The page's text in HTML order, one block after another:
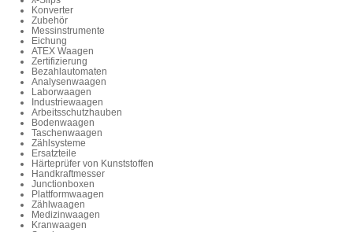
Konverter
Zubehör
Messinstrumente
Eichung
ATEX Waagen
Zertifizierung
Bezahlautomaten
Analysenwaagen
Laborwaagen
Industriewaagen
Arbeitsschutzhauben
Bodenwaagen
Taschenwaagen
Zählsysteme
Ersatzteile
Härteprüfer von Kunststoffen
Handkraftmesser
Junctionboxen
Plattformwaagen
Zählwaagen
Medizinwaagen
Kranwaagen